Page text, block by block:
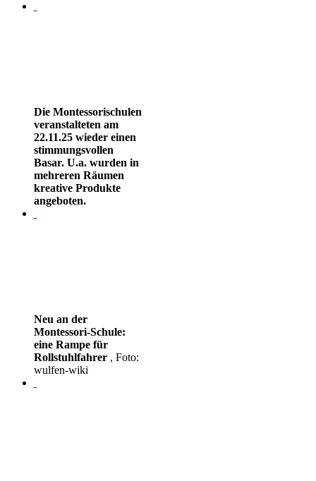
Die Montessorischulen
veranstalteten am
22.11.25 wieder einen
stimmungsvollen
Basar. U.a. wurden in
mehreren Räumen
kreative Produkte
angeboten.
Neu an der
Montessori-Schule:
eine Rampe für
Rollstuhlfahrer , Foto:
wulfen-wiki